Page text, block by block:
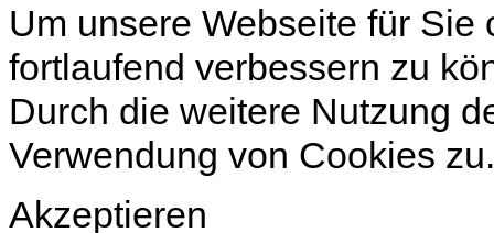
Um unsere Webseite für
fortlaufend verbessern zu
Durch die weitere Nutzung
Verwendung von Cookies
Akzeptieren